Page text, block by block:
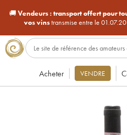
🚚Vendeurs : transport offert pour
vos vinstransmise entre le
Acheter VENDRE